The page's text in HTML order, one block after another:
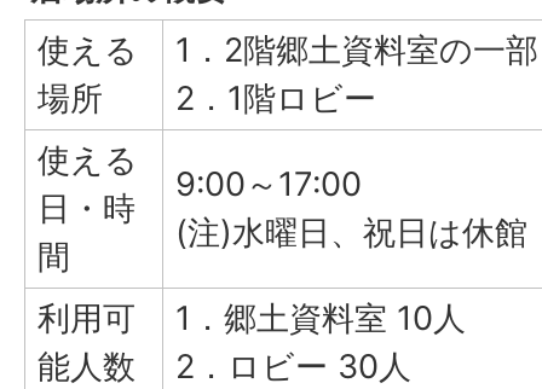
使える
場所
1．2階郷土資料室の一
2．1階ロビー
使える
日・時
間
9:00～17:00
(注)水曜日、祝日は休館
利用可
能人数
1．郷土資料室 10人
2．ロビー 30人